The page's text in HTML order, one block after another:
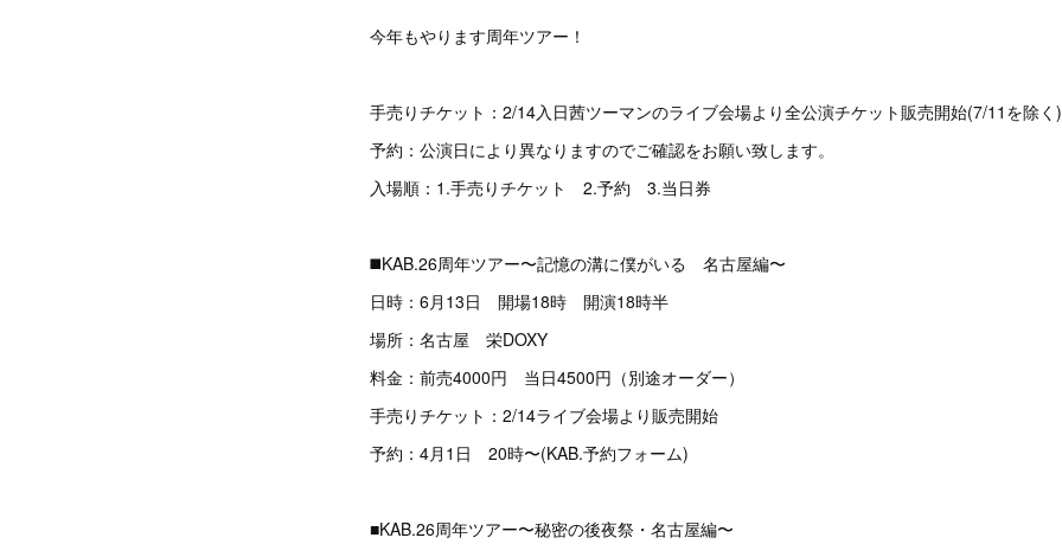
今年もやります周年ツアー！
手売りチケット：2/14入日茜ツーマンのライブ会場より全公演チケット販売開始(7/11を除く)
予約：公演日により異なりますのでご確認をお願い致します。
入場順：1.手売りチケット 2.予約 3.当日券
◼️KAB.26周年ツアー〜記憶の溝に僕がいる 名古屋編〜
日時：6月13日 開場18時 開演18時半
場所：名古屋 栄DOXY
料金：前売4000円 当日4500円（別途オーダー）
手売りチケット：2/14ライブ会場より販売開始
予約：4月1日 20時〜(KAB.予約フォーム)
■KAB.26周年ツアー〜秘密の後夜祭・名古屋編〜